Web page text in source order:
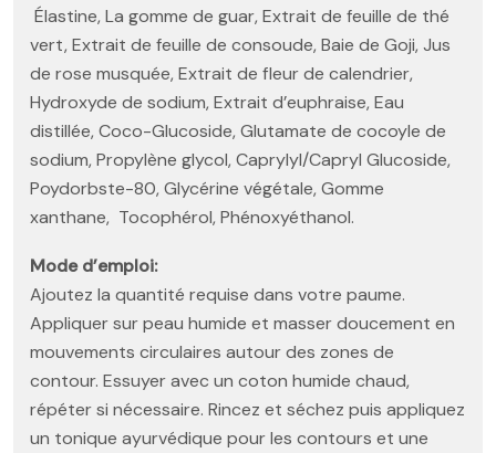
Élastine, La gomme de guar, Extrait de feuille de thé
vert, Extrait de feuille de consoude, Baie de Goji, Jus
de rose musquée, Extrait de fleur de calendrier,
Hydroxyde de sodium, Extrait d’euphraise, Eau
distillée, Coco-Glucoside, Glutamate de cocoyle de
sodium, Propylène glycol, Caprylyl/Capryl Glucoside,
Poydorbste-80, Glycérine végétale, Gomme
xanthane, Tocophérol, Phénoxyéthanol.
Mode d’emploi:
Ajoutez la quantité requise dans votre paume.
Appliquer sur peau humide et masser doucement en
mouvements circulaires autour des zones de
contour. Essuyer avec un coton humide chaud,
répéter si nécessaire. Rincez et séchez puis appliquez
un tonique ayurvédique pour les contours et une